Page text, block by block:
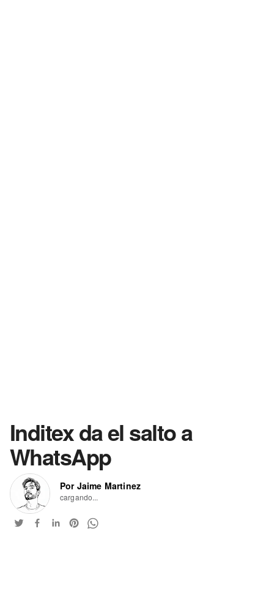
Inditex da el salto a
WhatsApp
Por Jaime Martinez
cargando...